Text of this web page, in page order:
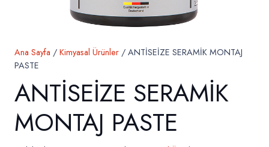
Ana Sayfa / Kimyasal Ürünler / ANTİSEİZE SERAMİK MONTAJ
PASTE
ANTİSEİZE SERAMİK
MONTAJ PASTE